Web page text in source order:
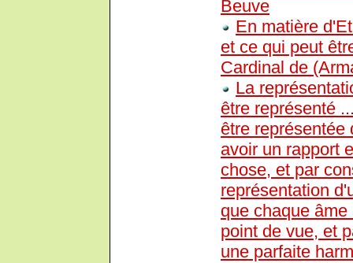
Beuve
En matière
et ce qui peut
Cardinal de
La
être représenté
être représentée
avoir un rapport
chose, et par
représentation
que chaque
point de vue, et
une parfaite